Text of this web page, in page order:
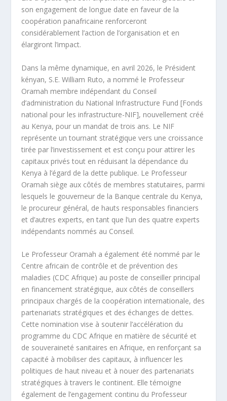
son engagement de longue date en faveur de la
coopération panafricaine renforceront
considérablement l’action de l’organisation et en
élargiront l’impact.
Dans la même dynamique, en avril 2026, le Président
kényan, S.E. William Ruto, a nommé le Professeur
Oramah membre indépendant du Conseil
d’administration du National Infrastructure Fund [Fonds
national pour les infrastructure-NIF], nouvellement créé
au Kenya, pour un mandat de trois ans. Le NIF
représente un tournant stratégique vers une croissance
tirée par l’investissement et est conçu pour attirer les
capitaux privés tout en réduisant la dépendance du
Kenya à l’égard de la dette publique. Le Professeur
Oramah siège aux côtés de membres statutaires, parmi
lesquels le gouverneur de la Banque centrale du Kenya,
le procureur général, de hauts responsables financiers
et d’autres experts, en tant que l’un des quatre experts
indépendants nommés au Conseil.
Le Professeur Oramah a également été nommé par le
Centre africain de contrôle et de prévention des
maladies (CDC Afrique) au poste de conseiller principal
en financement stratégique, aux côtés de conseillers
principaux chargés de la coopération internationale, des
partenariats stratégiques et des échanges de dettes.
Cette nomination vise à soutenir l’accélération du
programme du CDC Afrique en matière de sécurité et
de souveraineté sanitaires en Afrique, en renforçant sa
capacité à mobiliser des capitaux, à influencer les
politiques de haut niveau et à nouer des partenariats
stratégiques à travers le continent. Elle témoigne
également de l’engagement continu du Professeur